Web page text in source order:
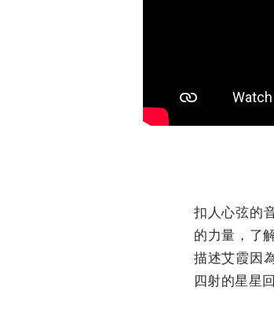
扣人心弦的
的力量， 了
描述艾霞因
四射的星星